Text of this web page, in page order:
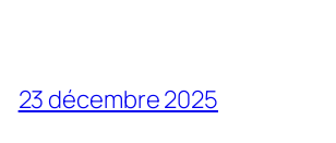
23 décembre 2025